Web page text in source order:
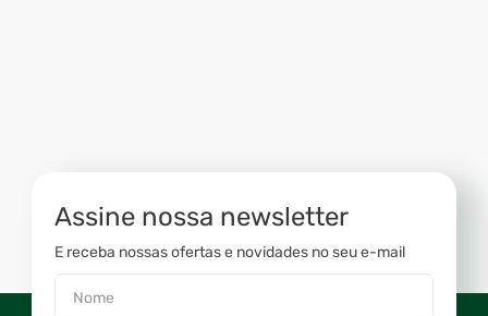
Assine nossa newsletter
E receba nossas ofertas e novidades no seu e-mail